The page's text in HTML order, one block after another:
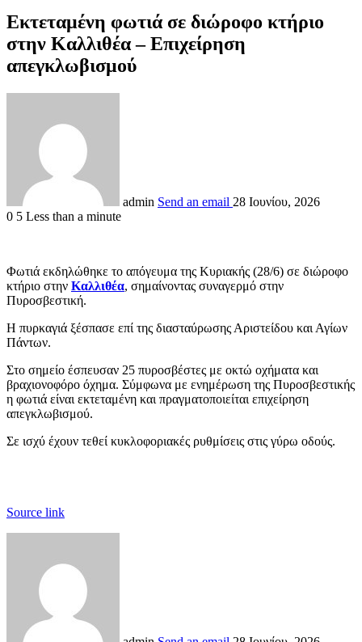
Εκτεταμένη φωτιά σε διώροφο κτήριο
στην Καλλιθέα – Επιχείρηση
απεγκλωβισμού
admin Send an email 28 Ιουνίου, 2026
0 5 Less than a minute
Φωτιά εκδηλώθηκε το απόγευμα της Κυριακής (28/6) σε διώροφο
κτήριο στην Καλλιθέα, σημαίνοντας συναγερμό στην
Πυροσβεστική.
Η πυρκαγιά ξέσπασε επί της διασταύρωσης Αριστείδου και Αγίων
Πάντων.
Στο σημείο έσπευσαν 25 πυροσβέστες με οκτώ οχήματα και
βραχιονοφόρο όχημα. Σύμφωνα με ενημέρωση της Πυροσβεστικής
η φωτιά είναι εκτεταμένη και πραγματοποιείται επιχείρηση
απεγκλωβισμού.
Σε ισχύ έχουν τεθεί κυκλοφοριακές ρυθμίσεις στις γύρω οδούς.
Source link